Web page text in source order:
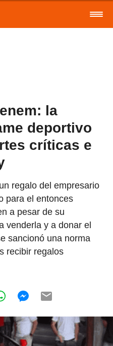
la
deportivo
críticas e
regalo del empresario
para el entonces
a pesar de su
venderla y a donar el
sancionó una norma
recibir regalos